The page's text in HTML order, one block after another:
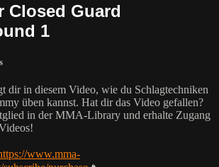
Closed Guard
1
dir in diesem Video, wie du Schlagtechniken
üben kannst. Hat dir das Video gefallen?
in der MMA-Library und erhalte Zugang
www.mma-